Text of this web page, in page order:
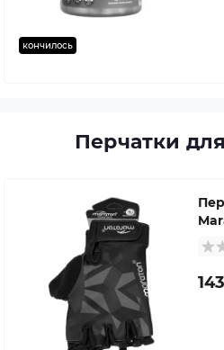
кончилось
Перчатки